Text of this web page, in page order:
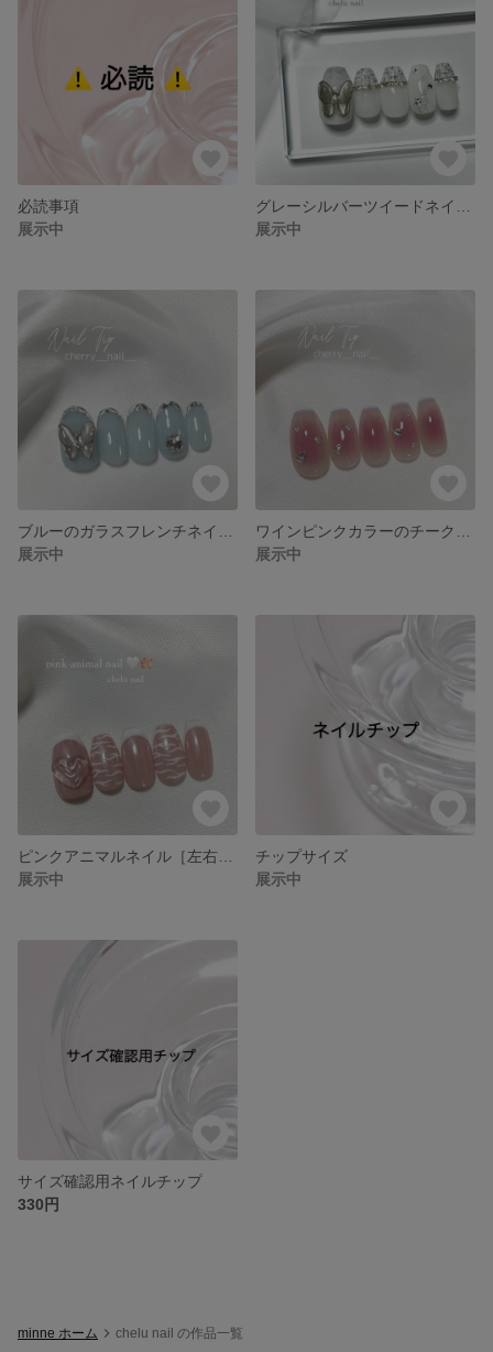
必読事項
展示中
展示中
展示中
展示中
展示中
チップサイズ
展示中
サイズ確認用ネイルチップ
330円
minne ホーム chelu nail の作品一覧